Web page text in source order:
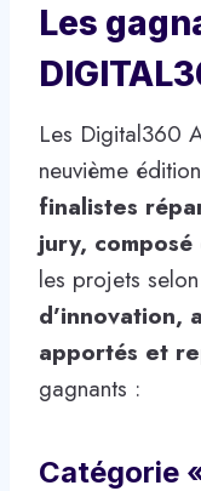
Les
Les Digital360
neuvième
finalistes
jury,
les projets
d’innovation,
apportés et
gagnants :
Catégorie